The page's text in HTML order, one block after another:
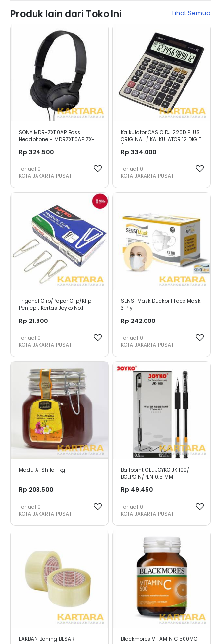
Produk lain dari Toko Ini Lihat Semua
SONY MDR-ZX110AP Bass
Headphone - MDRZX110AP ZX-
Rp 324.500
Terjual 0
KOTA JAKARTA PUSAT
Kalkulator CASIO DJ 220D PLUS
ORIGINAL / KALKULATOR 12 DIGIT
Rp 334.000
Terjual 0
KOTA JAKARTA PUSAT
Trigonal Clip/Paper Clip/Klip
Penjepit Kertas Joyko No.1
Rp 21.800
Terjual 0
KOTA JAKARTA PUSAT
SENSI Mask Duckbill Face Mask
3 Ply
Rp 242.000
Terjual 0
KOTA JAKARTA PUSAT
Madu Al Shifa 1 kg
Rp 203.500
Terjual 0
KOTA JAKARTA PUSAT
Ballpoint GEL JOYKO JK 100/
BOLPOIN/PEN 0.5 MM
Rp 49.450
Terjual 0
KOTA JAKARTA PUSAT
LAKBAN Bening BESAR Blackmores VITAMIN C 500MG